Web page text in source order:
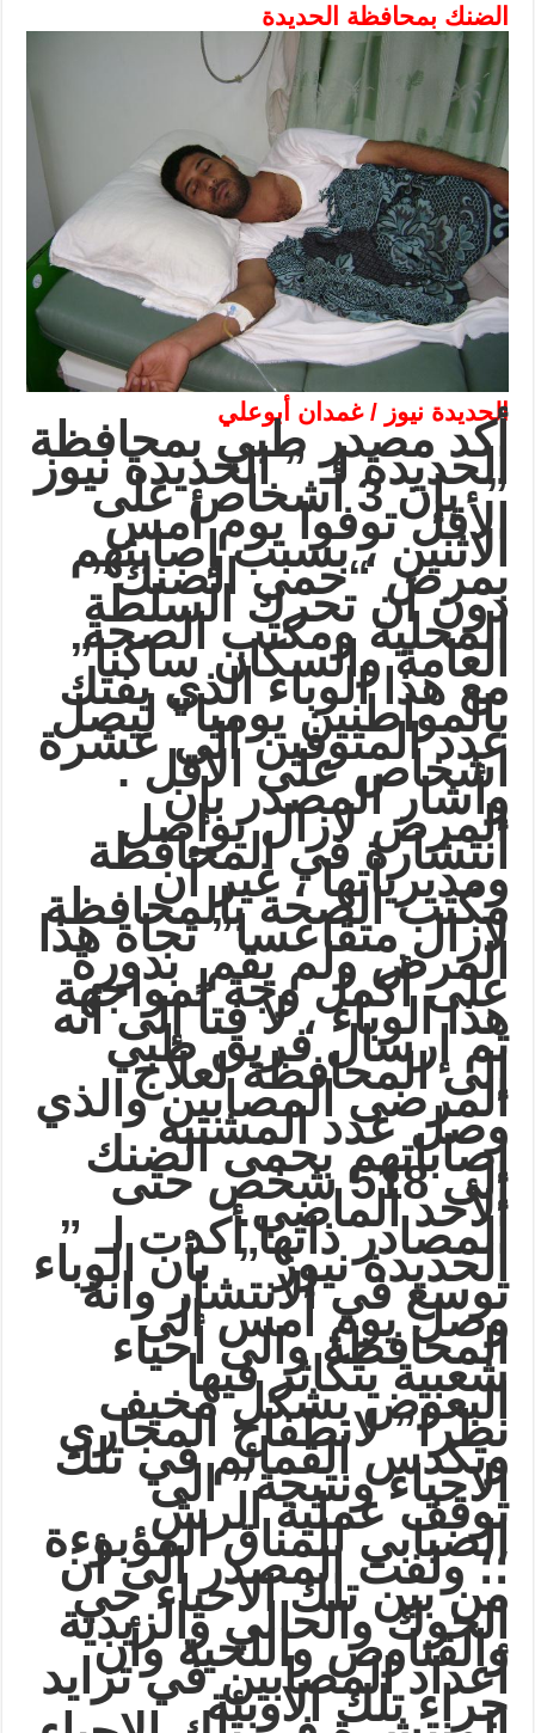
الضنك بمحافظة الحديدة
الحديدة نيوز / غمدان أبوعلي
أكد مصدر طبي بمحافظة
الحديدة لـ ” الحديدة نيوز
” بإن 3 أشخاص على
الأقل توفوا يوم أمس
الاثنين ، بسبب إصابتهم
بمرض “حمى الضنك”
دون أن تحرك السلطة
المحلية ومكتب الصحة
العامة والسكان ساكنا”
مع هذا الوباء الذي يفتك
بالمواطنين يوميا” ليصل
عدد المتوفين الى عشرة
اشخاص على الاقل .
وأشار المصدر بإن
المرض لازال يواصل
أنتشارة في المحافظة
ومديرياتها ، غير أن
مكتب الصحة بالمحافظة
لازال متقاعسا” تجاة هذا
المرض ولم يقم بدورة
على أكمل وجة لمواجهة
هذا الوباء ، لا فتاً إلى أنه
تم إرسال فريق طبي
إلى المحافظة لعلاج
المرضى المصابينوالذي
وصل عدد المشتبه
إصاباتهم بحمى الضنك
إلى 518 شخص حتى
الأحد الماضي.
المصادر ذاتها أكدت لـ ”
الحديدة نيوز ” بأن الوباء
توسع في الانتشار وانة
وصل يوم أمس الى
المحافظة والى أحياء
شعبية يتكاثر فيها
البعوض بشكل مخيف
نظرا” لانطفاح المجاري
وتكدس القمائم في تلك
الاحياء ونتيجة” الى
توقف عملية الرش
الضبابي للمناق المؤبوءة
؛؛ ولفت المصدر الى أن
من بين تلك الاحياء حي
الحوك والحالي والزيدية
والقناوص واللحية وأن
أعداد المصابين في تزايد
جراء تلك الاوبئة